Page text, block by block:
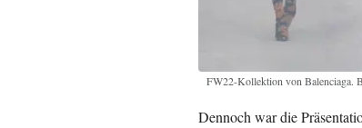
FW22-Kollektion von Balenciaga.
Dennoch war die